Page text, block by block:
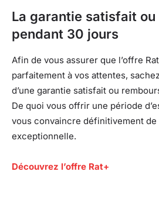
La garantie satisfait
pendant 30 jours
Afin de vous assurer que l’offre
parfaitement à vos attentes,
d’une garantie satisfait ou
De quoi vous offrir une période
vous convaincre définitivement
exceptionnelle.
Découvrez l’offre Rat+